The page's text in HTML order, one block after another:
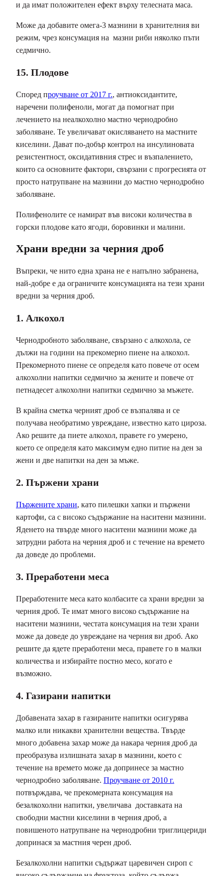
и да имат положителен ефект върху телесната маса.
Може да добавите омега-3 мазнини в хранителния ви
режим, чрез консумация на мазни риби няколко пъти
седмично.
15. Плодове
Според проучване от 2017 г., антиоксидантите,
наречени полифеноли, могат да помогнат при
лечението на неалкохолно мастно чернодробно
заболяване. Те увеличават окисляването на мастните
киселини. Дават по-добър контрол на инсулиновата
резистентност, оксидативния стрес и възпалението,
които са основните фактори, свързани с прогресията от
просто натрупване на мазнини до мастно чернодробно
заболяване.
Полифенолите се намират във високи количества в
горски плодове като ягоди, боровинки и малини.
Храни вредни за черния дроб
Въпреки, че нито една храна не е напълно забранена,
най-добре е да ограничите консумацията на тези храни
вредни за черния дроб.
1. Алкохол
Чернодробното заболяване, свързано с алкохола, се
дължи на години на прекомерно пиене на алкохол.
Прекомерното пиене се определя като повече от осем
алкохолни напитки седмично за жените и повече от
петнадесет алкохолни напитки седмично за мъжете.
В крайна сметка черният дроб се възпалява и се
получава необратимо увреждане, известно като цироза.
Ако решите да пиете алкохол, правете го умерено,
което се определя като максимум едно питие на ден за
жени и две напитки на ден за мъже.
2. Пържени храни
Пържените храни, като пилешки хапки и пържени
картофи, са с високо съдържание на наситени мазнини.
Яденето на твърде много наситени мазнини може да
затрудни работа на черния дроб и с течение на времето
да доведе до проблеми.
3. Преработени меса
Преработените меса като колбасите са храни вредни за
черния дроб. Те имат много високо съдържание на
наситени мазнини, честата консумация на тези храни
може да доведе до увреждане на черния ви дроб. Ако
решите да ядете преработени меса, правете го в малки
количества и избирайте постно месо, когато е
възможно.
4. Газирани напитки
Добавената захар в газираните напитки осигурява
малко или никакви хранителни вещества. Твърде
много добавена захар може да накара черния дроб да
преобразува излишната захар в мазнини, което с
течение на времето може да допринесе за мастно
чернодробно заболяване. Проучване от 2010 г.
потвърждава, че прекомерната консумация на
безалкохолни напитки, увеличава доставката на
свободни мастни киселини в черния дроб, а
повишеното натрупване на чернодробни триглицериди
допринася за мастния черен дроб.
Безалкохолни напитки съдържат царевичен сироп с